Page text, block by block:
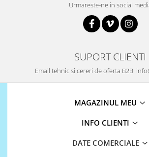
Urmareste-ne in social
SUPORT CLIENTI
Email tehnic si cereri de oferta B2B:
MAGAZINUL MEU
INFO CLIENTI
DATE COMERCIALE